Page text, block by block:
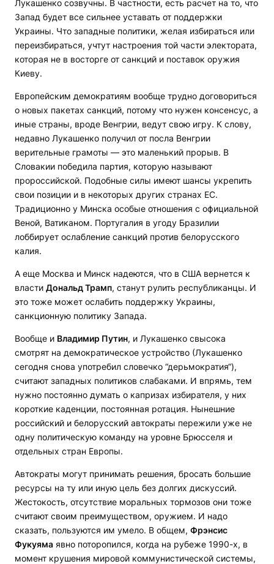
Лукашенко созвучны. В частности, есть расчет на то, что
Запад будет все сильнее уставать от поддержки
Украины. Что западные политики, желая избираться или
переизбираться, учтут настроения той части электората,
которая не в восторге от санкций и поставок оружия
Киеву.
Европейским демократиям вообще трудно договориться
о новых пакетах санкций, потому что нужен консенсус, а
иные страны, вроде Венгрии, ведут свою игру. К слову,
недавно Лукашенко получил от посла Венгрии
верительные грамоты — это маленький прорыв. В
Словакии победила партия, которую называют
пророссийской. Подобные силы имеют шансы укрепить
свои позиции и в некоторых других странах ЕС.
Традиционно у Минска особые отношения с официальной
Веной, Ватиканом. Португалия в угоду Бразилии
лоббирует ослабление санкций против белорусского
калия.
А еще Москва и Минск надеются, что в США вернется к
власти Дональд Трамп, станут рулить республиканцы. И
это тоже может ослабить поддержку Украины,
санкционную политику Запада.
Вообще и Владимир Путин, и Лукашенко свысока
смотрят на демократическое устройство (Лукашенко
сегодня снова употребил словечко “дерьмократия“),
считают западных политиков слабаками. И впрямь, тем
нужно постоянно думать о капризах избирателя, у них
короткие каденции, постоянная ротация. Нынешние
российский и белорусский автократы пережили уже не
одну политическую команду на уровне Брюсселя и
отдельных стран Европы.
Автократы могут принимать решения, бросать большие
ресурсы на ту или иную цель без долгих дискуссий.
Жестокость, отсутствие моральных тормозов они тоже
считают своим преимуществом, оружием. И надо
сказать, пользуются им умело. В общем, Фрэнсис
Фукуяма явно поторопился, когда на рубеже 1990-х, в
момент крушения мировой коммунистической системы,